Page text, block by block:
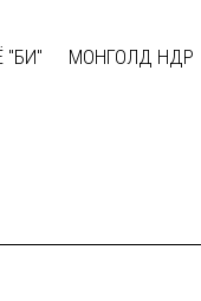
"БИ" МОНГОЛД ӨНӨӨДӨР